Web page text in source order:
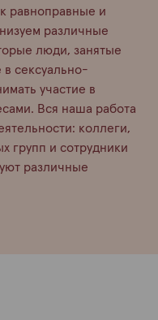
равноправные и
различные
люди, занятые
сексуально-
участие в
Вся наша работа
коллеги,
групп и сотрудники
различные